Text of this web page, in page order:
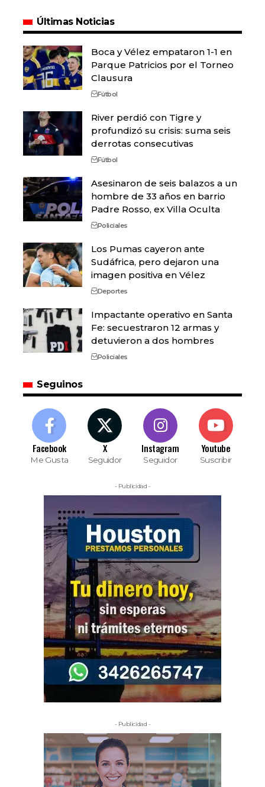
Últimas Noticias
Boca y Vélez empataron 1-1 en
Parque Patricios por el Torneo
Clausura
Fútbol
River perdió con Tigre y
profundizó su crisis: suma seis
derrotas consecutivas
Fútbol
Asesinaron de seis balazos a un
hombre de 33 años en barrio
Padre Rosso, ex Villa Oculta
Policiales
Los Pumas cayeron ante
Sudáfrica, pero dejaron una
imagen positiva en Vélez
Deportes
Impactante operativo en Santa
Fe: secuestraron 12 armas y
detuvieron a dos hombres
Policiales
Seguinos
Facebook
Me Gusta
X
Seguidor
Instagram
Seguidor
Youtube
Suscribir
- Publicidad -
- Publicidad -